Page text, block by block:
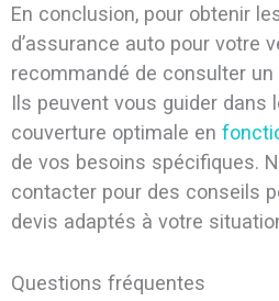
En conclusion, pour obtenir
d’assurance auto pour votre
recommandé de consulter un
Ils peuvent vous guider dans
couverture optimale en
de vos besoins spécifiques.
contacter pour des conseils
devis adaptés à votre
Questions fréquentes